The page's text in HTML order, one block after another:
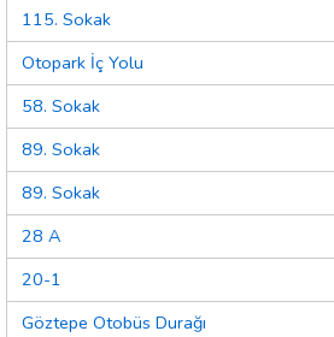
115. Sokak
Otopark İç Yolu
58. Sokak
89. Sokak
89. Sokak
28 A
20-1
Göztepe Otobüs Durağı